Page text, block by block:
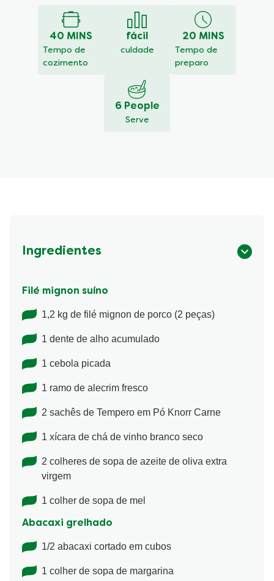
40 MINS
Tempo de
cozimento
fácil
culdade
20 MINS
Tempo de
preparo
6 People
Serve
Ingredientes
Filé mignon suíno
1,2 kg de filé mignon de porco (2 peças)
1 dente de alho acumulado
1 cebola picada
1 ramo de alecrim fresco
2 sachês de Tempero em Pó Knorr Carne
1 xícara de chá de vinho branco seco
2 colheres de sopa de azeite de oliva extra
virgem
1 colher de sopa de mel
Abacaxi grelhado
1/2 abacaxi cortado em cubos
1 colher de sopa de margarina